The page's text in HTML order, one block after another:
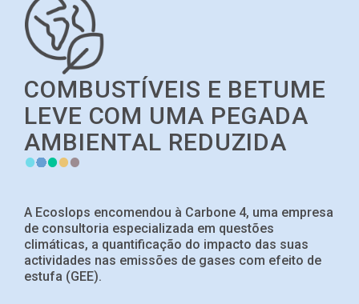
COMBUSTÍVEIS E BETUME
LEVE COM UMA PEGADA
AMBIENTAL REDUZIDA
A Ecoslops encomendou à Carbone 4, uma empresa
de consultoria especializada em questões
climáticas, a quantificação do impacto das suas
actividades nas emissões de gases com efeito de
estufa (GEE).